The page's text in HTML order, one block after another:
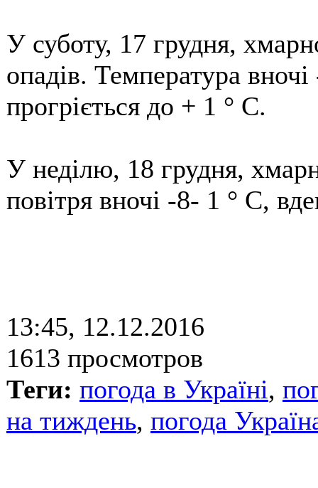
У суботу, 17 грудня,
опадів. Температура
прогріється до + 1 ° С.
У неділю, 18 грудня,
повітря вночі -8- 1 ° С,
13:45, 12.12.2016
1613 просмотров
Теги: погода в Україні,
на тиждень, погода